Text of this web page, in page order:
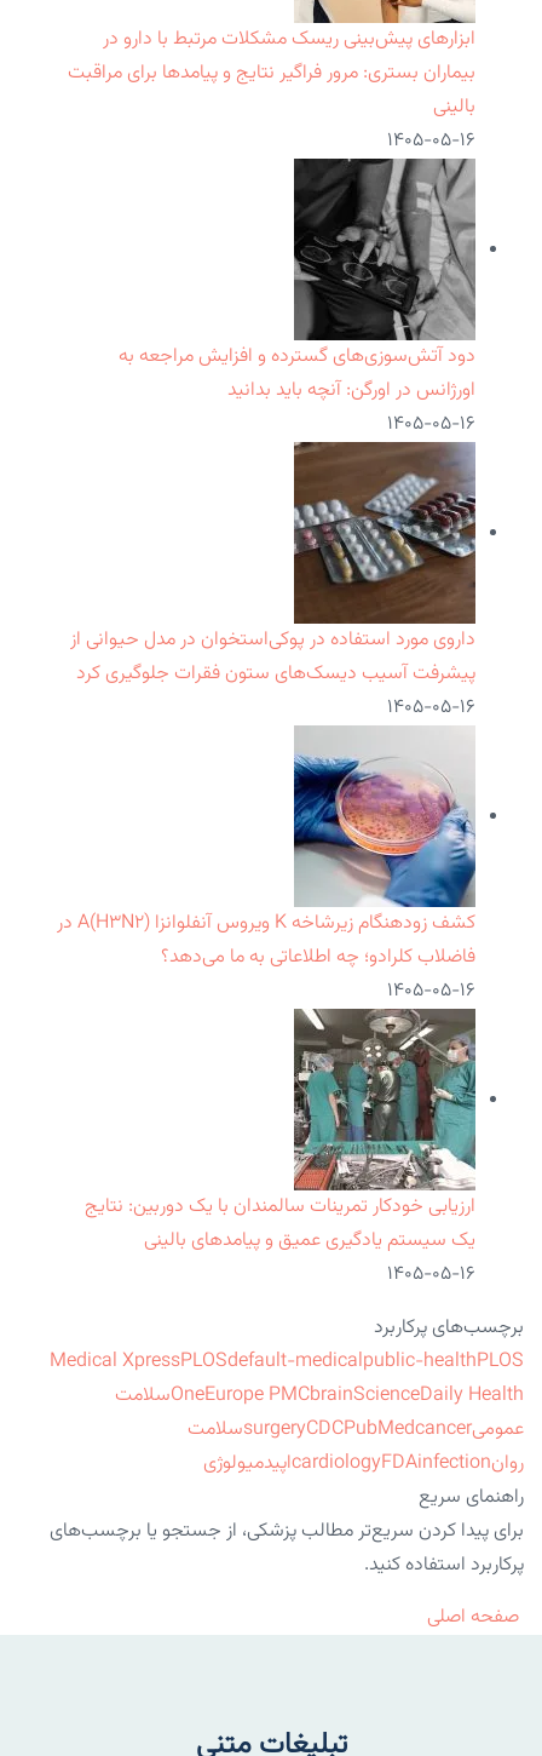
ابزارهای پیش‌بینی ریسک مشکلات مرتبط با دارو در
بیماران بستری: مرور فراگیر نتایج و پیامدها برای مراقبت
بالینی
۱۴۰۵-۰۵-۱۶
دود آتش‌سوزی‌های گسترده و افزایش مراجعه به
اورژانس در اورگن: آنچه باید بدانید
۱۴۰۵-۰۵-۱۶
داروی مورد استفاده در پوکی‌استخوان در مدل حیوانی از
پیشرفت آسیب دیسک‌های ستون فقرات جلوگیری کرد
۱۴۰۵-۰۵-۱۶
کشف زودهنگام زیرشاخه K ویروس آنفلوانزا A(H۳N۲) در
فاضلاب کلرادو؛ چه اطلاعاتی به ما می‌دهد؟
۱۴۰۵-۰۵-۱۶
ارزیابی خودکار تمرینات سالمندان با یک دوربین: نتایج
یک سیستم یادگیری عمیق و پیامدهای بالینی
۱۴۰۵-۰۵-۱۶
برچسب‌های پرکاربرد
Medical XpressPLOSdefault-medicalpublic-healthPLOS
OneEurope PMCbrainScienceDaily Health
سلامت
عمومی
surgeryCDCPubMedcancer
سلامت
روان
cardiologyFDAinfection
اپیدمیولوژی
راهنمای سریع
برای پیدا کردن سریع‌تر مطالب پزشکی، از جستجو یا برچسب‌های
پرکاربرد استفاده کنید.
صفحه اصلی
تبلیغات متنی